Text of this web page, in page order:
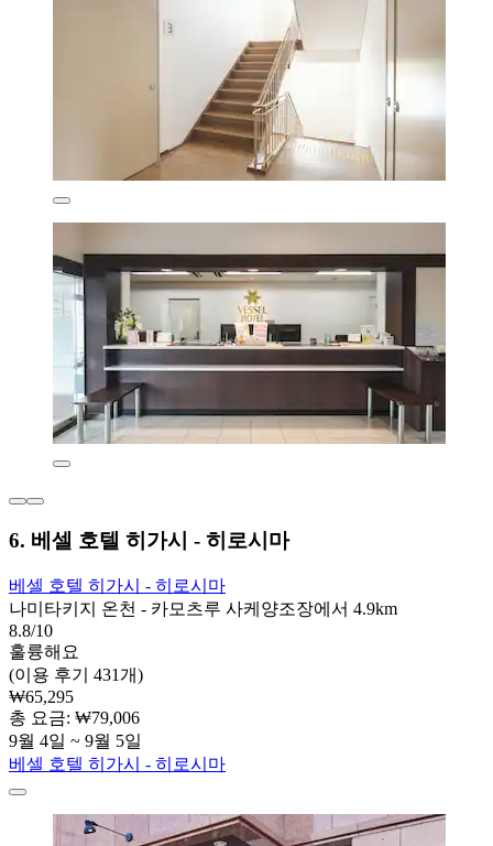
6. 베셀 호텔 히가시 - 히로시마
베셀 호텔 히가시 - 히로시마
나미타키지 온천 - 카모츠루 사케양조장에서 4.9km
8.8/10
훌륭해요
(이용 후기 431개)
₩65,295
총 요금: ₩79,006
9월 4일 ~ 9월 5일
베셀 호텔 히가시 - 히로시마